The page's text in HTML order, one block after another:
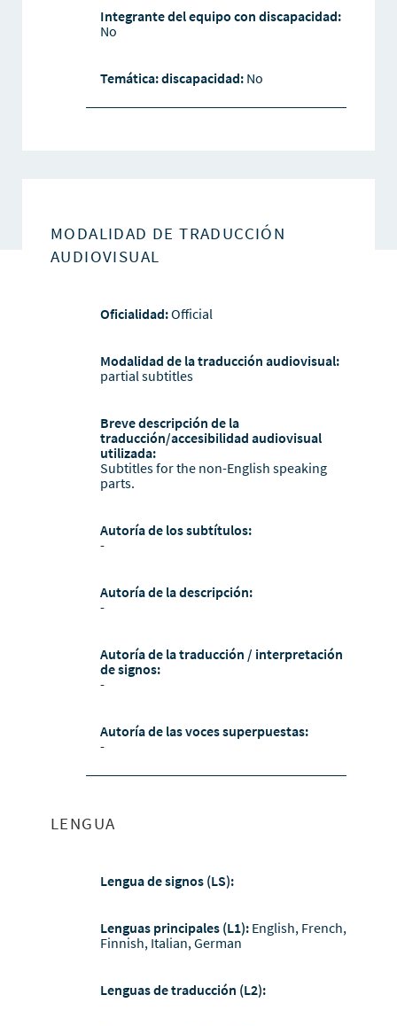
Integrante del equipo con discapacidad:
No
Temática: discapacidad: No
MODALIDAD DE TRADUCCIÓN
AUDIOVISUAL
Oficialidad:Official
Modalidad de la traducción audiovisual:
partial subtitles
Breve descripción de la
traducción/accesibilidad audiovisual
utilizada:
Subtitles for the non-English speaking
parts.
Autoría de los subtítulos:
-
Autoría de la descripción:
-
Autoría de la traducción / interpretación
de signos:
-
Autoría de las voces superpuestas:
-
LENGUA
Lengua de signos (LS):
Lenguas principales (L1): English, French,
Finnish, Italian, German
Lenguas de traducción (L2):